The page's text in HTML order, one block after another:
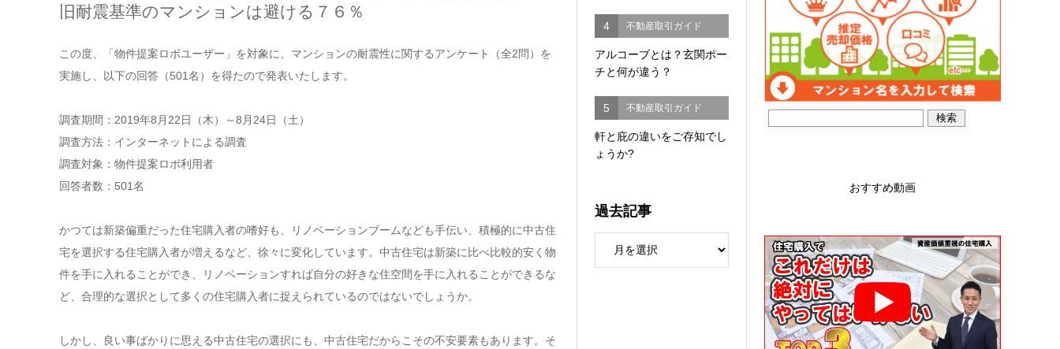
旧耐震基準のマンションは避ける７６％
この度、「物件提案ロボユーザー」を対象に、マンションの耐震性に関するアンケート（全2問）を
実施し、以下の回答（501名）を得たので発表いたします。
調査期間：2019年8月22日（木）～8月24日（土）
調査方法：インターネットによる調査
調査対象：物件提案ロボ利用者
回答者数：501名
かつては新築偏重だった住宅購入者の嗜好も、リノベーションブームなども手伝い、積極的に中古住
宅を選択する住宅購入者が増えるなど、徐々に変化しています。中古住宅は新築に比べ比較的安く物
件を手に入れることができ、リノベーションすれば自分の好きな住空間を手に入れることができるな
ど、合理的な選択として多くの住宅購入者に捉えられているのではないでしょうか。
しかし、良い事ばかりに思える中古住宅の選択にも、中古住宅だからこその不安要素もあります。そ
4 不動産取引ガイド
アルコーブとは？玄関ポー
チと何が違う？
5 不動産取引ガイド
軒と庇の違いをご存知でし
ょうか?
過去記事
おすすめ動画